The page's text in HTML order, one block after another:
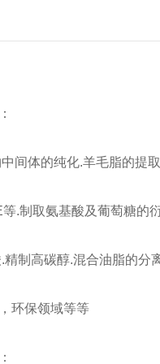
间体的纯化.羊毛脂的提
.制取氨基酸及葡萄糖的
制高碳醇.混合油脂的分
环保领域等等